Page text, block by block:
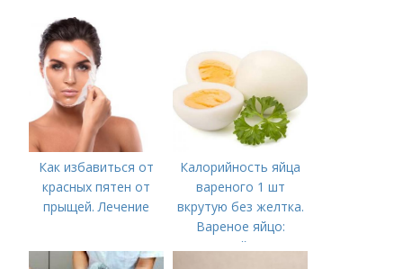
Как избавиться от
красных пятен от
прыщей. Лечение
Калорийность яйца
вареного 1 шт
вкрутую без желтка.
Вареное яйцо:
калорийность